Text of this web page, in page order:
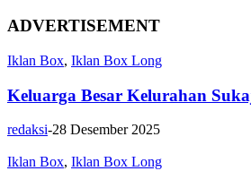
ADVERTISEMENT
Iklan Box, Iklan Box Long
Keluarga Besar Kelurahan
redaksi-28 Desember 2025
Iklan Box, Iklan Box Long